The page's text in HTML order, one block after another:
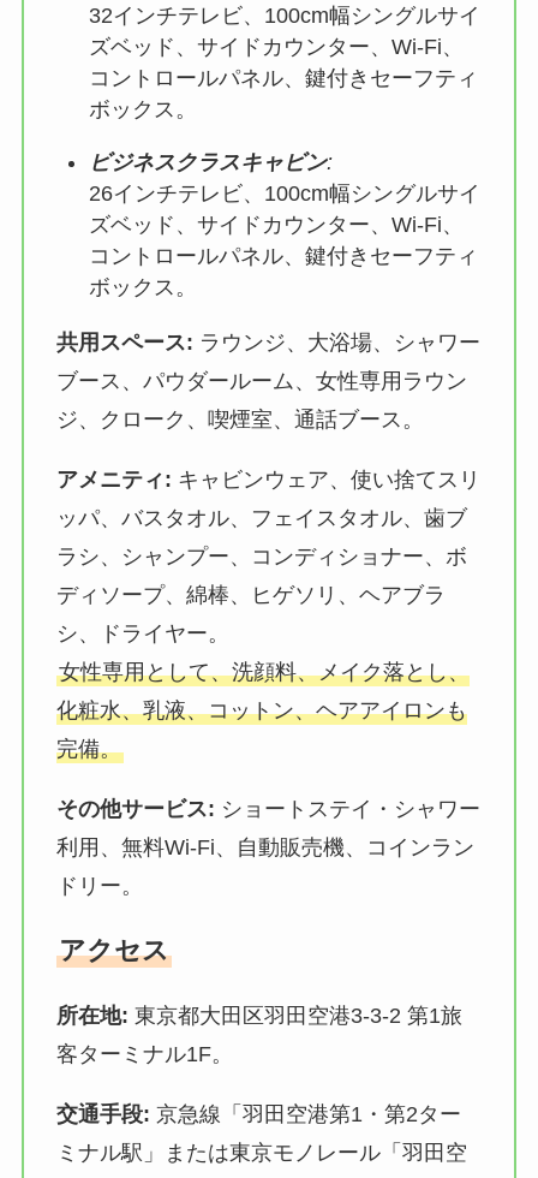
32インチテレビ、100cm幅シングルサイ
ズベッド、サイドカウンター、Wi-Fi、
コントロールパネル、鍵付きセーフティ
ボックス。
ビジネスクラスキャビン:
26インチテレビ、100cm幅シングルサイ
ズベッド、サイドカウンター、Wi-Fi、
コントロールパネル、鍵付きセーフティ
ボックス。
共用スペース: ラウンジ、大浴場、シャワー
ブース、パウダールーム、女性専用ラウン
ジ、クローク、喫煙室、通話ブース。
アメニティ: キャビンウェア、使い捨てスリ
ッパ、バスタオル、フェイスタオル、歯ブ
ラシ、シャンプー、コンディショナー、ボ
ディソープ、綿棒、ヒゲソリ、ヘアブラ
シ、ドライヤー。
女性専用として、洗顔料、メイク落とし、
化粧水、乳液、コットン、ヘアアイロンも
完備。
その他サービス: ショートステイ・シャワー
利用、無料Wi-Fi、自動販売機、コインラン
ドリー。
アクセス
所在地: 東京都大田区羽田空港3-3-2 第1旅
客ターミナル1F。
交通手段: 京急線「羽田空港第1・第2ター
ミナル駅」または東京モノレール「羽田空